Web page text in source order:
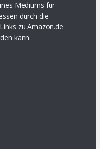
Mediums für
durch die
zu Amazon.de
kann.